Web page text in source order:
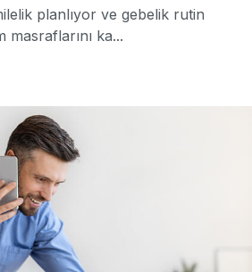
planlıyor ve gebelik rutin
ka...